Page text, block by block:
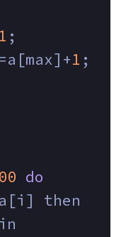
1 ;
1 ;
do
then